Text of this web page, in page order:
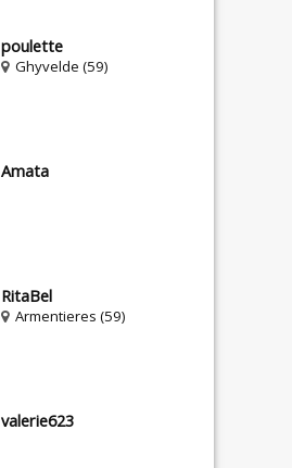
poulette
Ghyvelde (59)
Amata
RitaBel
Armentieres (59)
valerie623